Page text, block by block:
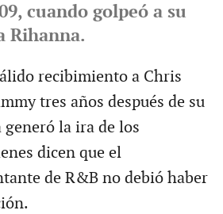
cuando golpeó a su
Rihanna.
recibimiento a Chris
tres años después de su
generó la ira de los
dicen que el
de R&B no debió haber